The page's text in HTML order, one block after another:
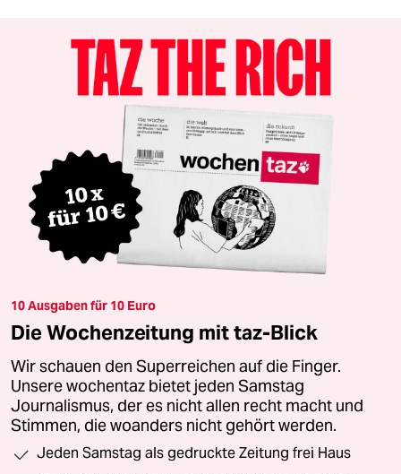
10 Ausgaben für 10 Euro
Die Wochenzeitung mit taz-Blick
Wir schauen den Superreichen auf die Finger.
Unsere wochentaz bietet jeden Samstag
Journalismus, der es nicht allen recht macht und
Stimmen, die woanders nicht gehört werden.
Jeden Samstag als gedruckte Zeitung frei Haus